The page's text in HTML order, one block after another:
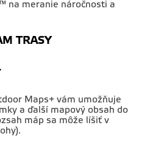
na meranie náročnosti a
TRASY
Maps+ vám umožňuje
a ďalší mapový obsah do
máp sa môže líšiť v